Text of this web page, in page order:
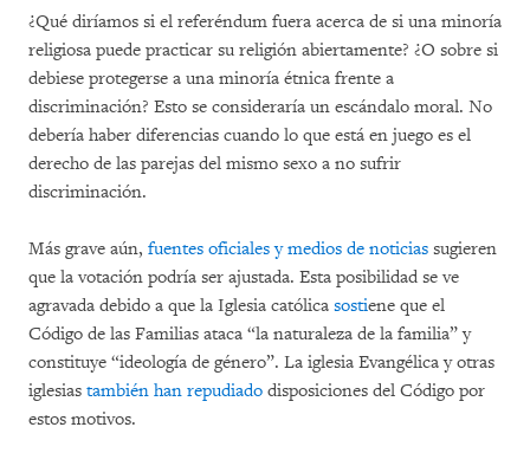
¿Qué diríamos si el referéndum fuera acerca de si una minoría
religiosa puede practicar su religión abiertamente? ¿O sobre si
debiese protegerse a una minoría étnica frente a
discriminación? Esto se consideraría un escándalo moral. No
debería haber diferencias cuando lo que está en juego es el
derecho de las parejas del mismo sexo a no sufrir
discriminación.
Más grave aún, fuentes oficiales y medios de noticias sugieren
que la votación podría ser ajustada. Esta posibilidad se ve
agravada debido a que la Iglesia católica sostiene que el
Código de las Familias ataca “la naturaleza de la familia” y
constituye “ideología de género”. La iglesia Evangélica y otras
iglesias también han repudiado disposiciones del Código por
estos motivos.